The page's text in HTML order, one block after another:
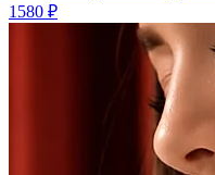
1580 ₽